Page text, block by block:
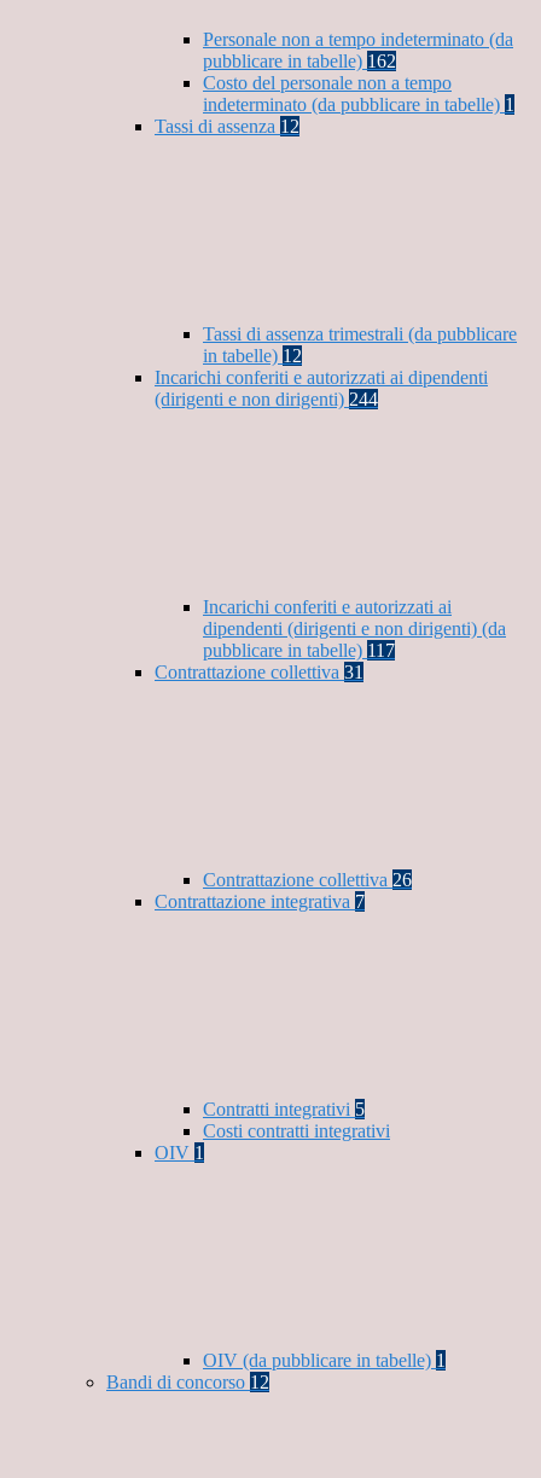
Personale non a tempo indeterminato (da
pubblicare in tabelle) 162
Costo del personale non a tempo
indeterminato (da pubblicare in tabelle) 1
Tassi di assenza 12
Tassi di assenza trimestrali (da pubblicare
in tabelle) 12
Incarichi conferiti e autorizzati ai dipendenti
(dirigenti e non dirigenti) 244
Incarichi conferiti e autorizzati ai
dipendenti (dirigenti e non dirigenti) (da
pubblicare in tabelle) 117
Contrattazione collettiva 31
Contrattazione collettiva 26
Contrattazione integrativa 7
Contratti integrativi 5
Costi contratti integrativi
OIV 1
OIV (da pubblicare in tabelle) 1
Bandi di concorso 12